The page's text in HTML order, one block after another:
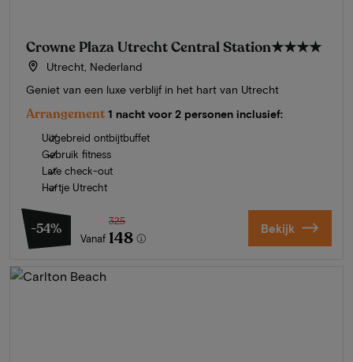
Crowne Plaza Utrecht Central Station★★★★
Utrecht, Nederland
Geniet van een luxe verblijf in het hart van Utrecht
Arrangement 1 nacht voor 2 personen inclusief:
Uitgebreid ontbijtbuffet
Gebruik fitness
Late check-out
Hartje Utrecht
-54%
Vanaf
325
148 Bekijk